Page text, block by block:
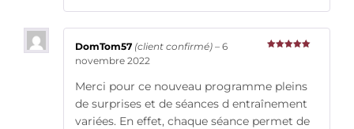
DomTom57 (client confirmé) – 6
novembre 2022
Merci pour ce nouveau programme pleins
de surprises et de séances d entraînement
variées. En effet, chaque séance permet de